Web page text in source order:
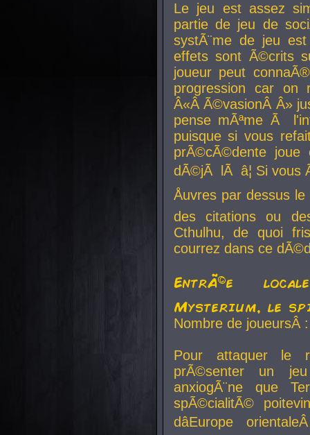
Le jeu est assez
partie de jeu de
systÃ¨me de jeu
effets sont Ã©crits
joueur peut
progression car
Â«Â Ã©vasionÂ Â»
pense mÃªme Ã
puisque si vous
prÃ©cÃ©dente
dÃ©jÃ lÃ â¦ Si vous
Åuvres par dessus
des citations ou
Cthulhu, de quoi
courrez dans ce
EntrÃ©e
Mysterium, le
Nombre de
Pour attaquer le
prÃ©senter un
anxiogÃ¨ne que
spÃ©cialitÃ©
dâEurope